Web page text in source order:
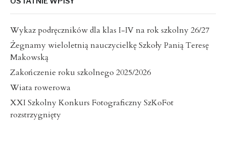
Wykaz podręczników dla klas I-IV na rok szkolny 26/27
Żegnamy wieloletnią nauczycielkę Szkoły Panią Teresę
Makowską
Zakończenie roku szkolnego 2025/2026
Wiata rowerowa
XXI Szkolny Konkurs Fotograficzny SzKoFot
rozstrzygnięty